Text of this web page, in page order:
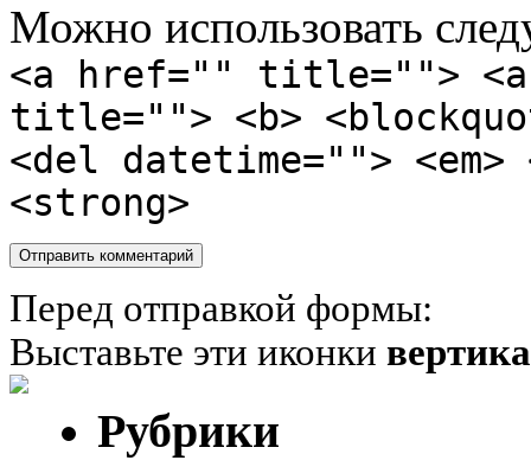
Можно использовать
<a href="" title="">
title=""> <b>
<del datetime="">
<strong>
Перед отправкой формы:
Выставьте эти иконки
Рубрики